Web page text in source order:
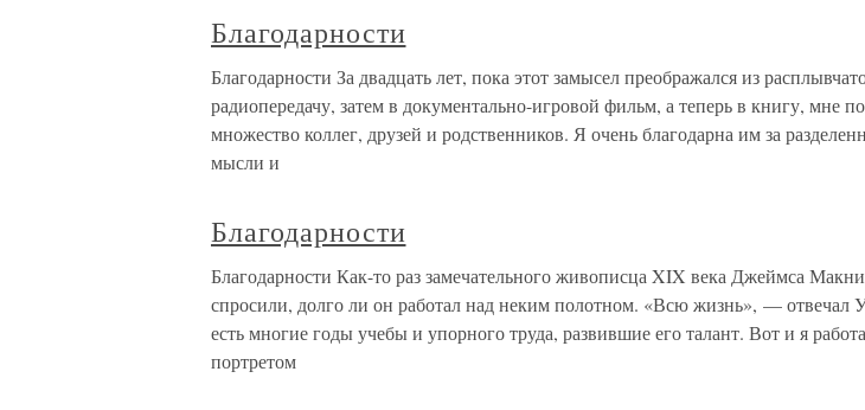
Благодарности
Благодарности За двадцать лет, пока этот замысел преображался из
радиопередачу, затем в документально-игровой фильм, а теперь в книгу, мне
множество коллег, друзей и родственников. Я очень благодарна им за
мысли и
Благодарности
Благодарности Как-то раз замечательного живописца XIX века Джеймса
спросили, долго ли он работал над неким полотном. «Всю жизнь», — отвечал
есть многие годы учебы и упорного труда, развившие его талант. Вот и я
портретом